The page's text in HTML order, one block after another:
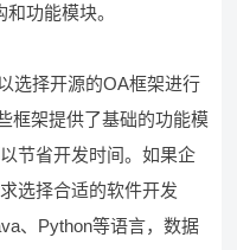
功能模块。
选择开源的OA框架进行
框架提供了基础的功能模
节省开发时间。如果企
选择合适的软件开发
、Python等语言，数据